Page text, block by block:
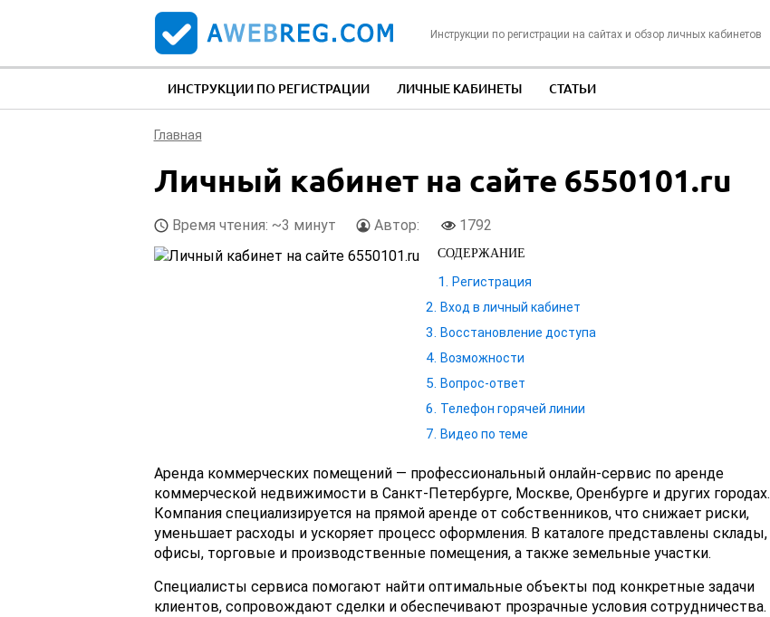
Инструкции по регистрации на сайтах и обзор личных кабинетов
ИНСТРУКЦИИ ПО РЕГИСТРАЦИИ ЛИЧНЫЕ КАБИНЕТЫ СТАТЬИ
Главная
Личный кабинет на сайте 6550101.ru
Время чтения: ~3 минут Автор: 1792
СОДЕРЖАНИЕ
Регистрация
Вход в личный кабинет
Восстановление доступа
Возможности
Вопрос-ответ
Телефон горячей линии
Видео по теме
Аренда коммерческих помещений — профессиональный онлайн-сервис по аренде
коммерческой недвижимости в Санкт-Петербурге, Москве, Оренбурге и других городах.
Компания специализируется на прямой аренде от собственников, что снижает риски,
уменьшает расходы и ускоряет процесс оформления. В каталоге представлены склады,
офисы, торговые и производственные помещения, а также земельные участки.
Специалисты сервиса помогают найти оптимальные объекты под конкретные задачи
клиентов, сопровождают сделки и обеспечивают прозрачные условия сотрудничества.